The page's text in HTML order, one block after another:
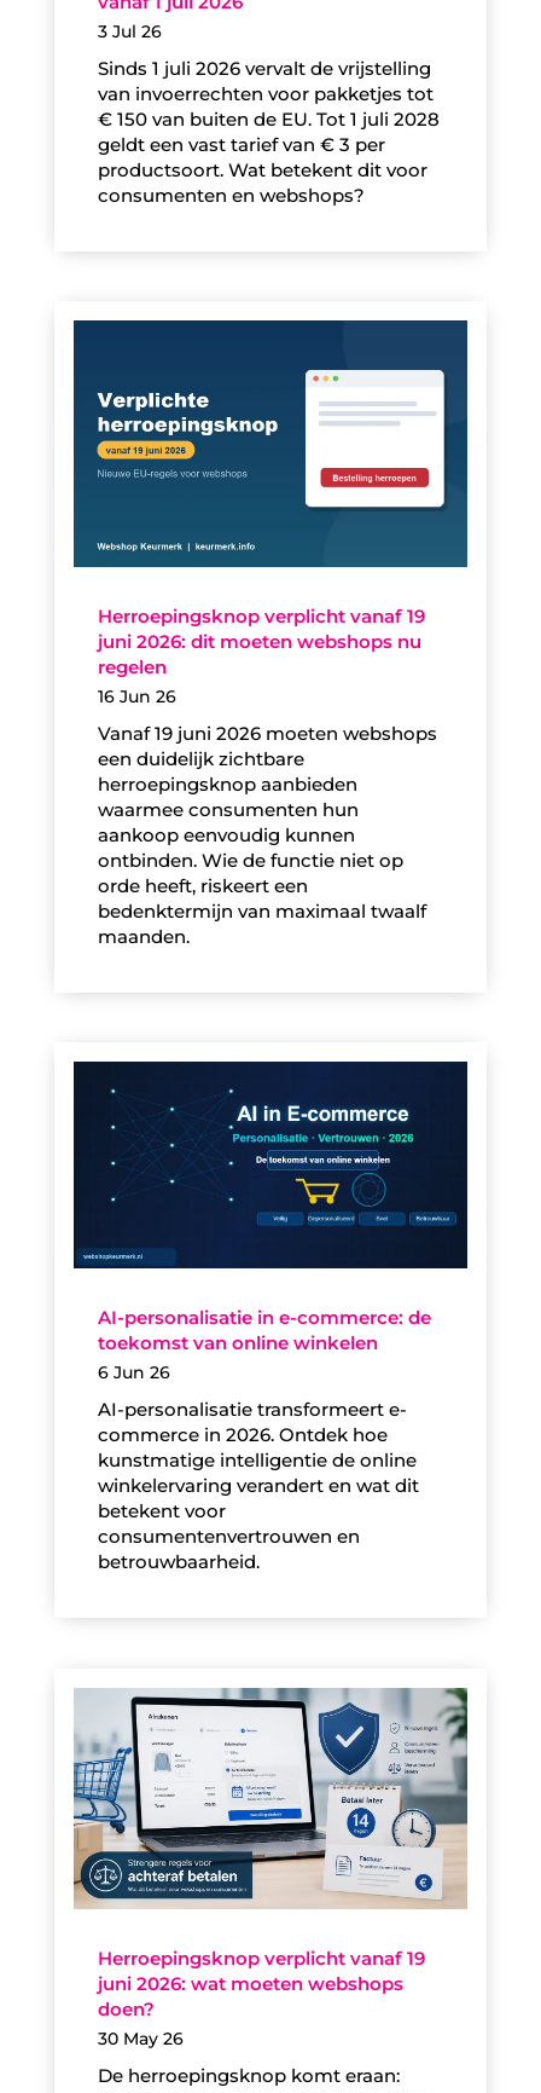
3 Jul 26
Sinds 1 juli 2026 vervalt de vrijstelling
van invoerrechten voor pakketjes tot
€ 150 van buiten de EU. Tot 1 juli 2028
geldt een vast tarief van € 3 per
productsoort. Wat betekent dit voor
consumenten en webshops?
Herroepingsknop verplicht vanaf 19
juni 2026: dit moeten webshops nu
regelen
16 Jun 26
Vanaf 19 juni 2026 moeten webshops
een duidelijk zichtbare
herroepingsknop aanbieden
waarmee consumenten hun
aankoop eenvoudig kunnen
ontbinden. Wie de functie niet op
orde heeft, riskeert een
bedenktermijn van maximaal twaalf
maanden.
AI-personalisatie in e-commerce: de
toekomst van online winkelen
6 Jun 26
AI-personalisatie transformeert e-
commerce in 2026. Ontdek hoe
kunstmatige intelligentie de online
winkelervaring verandert en wat dit
betekent voor
consumentenvertrouwen en
betrouwbaarheid.
Herroepingsknop verplicht vanaf 19
juni 2026: wat moeten webshops
doen?
30 May 26
De herroepingsknop komt eraan: